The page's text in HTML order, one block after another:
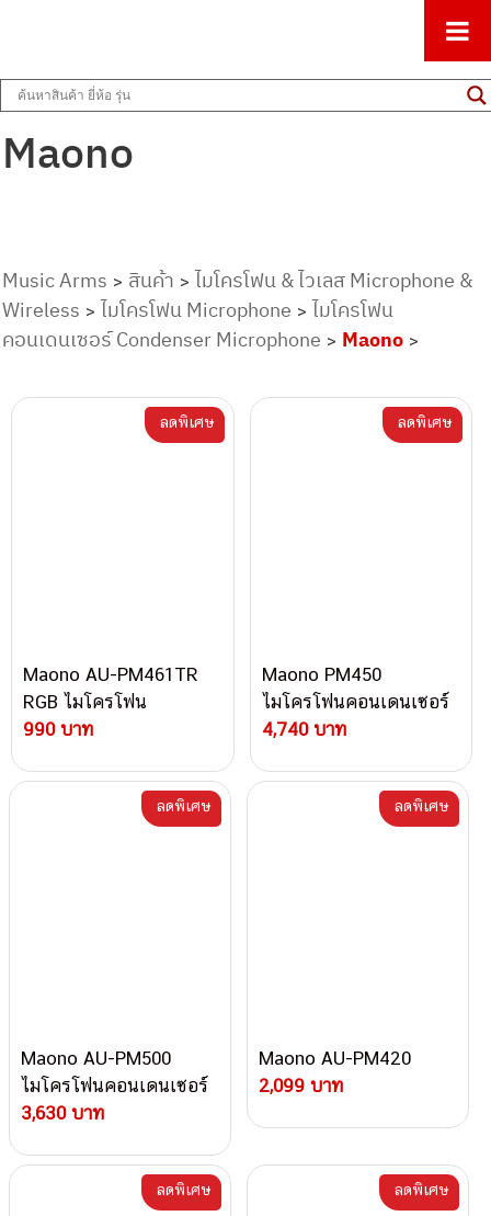
Music Arms
Maono
Music Arms > สินค้า > ไมโครโฟน & ไวเลส Microphone &
Wireless > ไมโครโฟน Microphone > ไมโครโฟน
คอนเดนเซอร์ Condenser Microphone > Maono>
Maono AU-PM461TR
RGB ไมโครโฟน
คอนเดนเซอร์
990 บาท
ลดพิเศษ
Maono PM450
ไมโครโฟนคอนเดนเซอร์
4,740 บาท
ลดพิเศษ
Maono AU-PM500
ไมโครโฟนคอนเดนเซอร์
3,630 บาท
ลดพิเศษ
Maono AU-PM420
2,099 บาท
ลดพิเศษ
ลดพิเศษ ลดพิเศษ